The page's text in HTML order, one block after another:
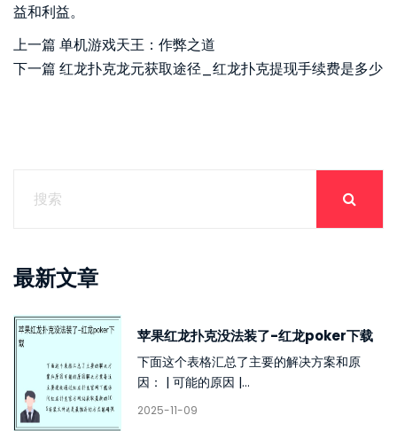
益和利益。
上一篇 单机游戏天王：作弊之道
下一篇 红龙扑克龙元获取途径_红龙扑克提现手续费是多少
最新文章
苹果红龙扑克没法装了-红龙poker下载
下面这个表格汇总了主要的解决方案和原
因： | 可能的原因 |...
2025-11-09